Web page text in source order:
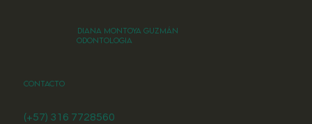
DIANA MONTOYA GUZMÁN
ODONTOLOGIA
Contacto
(+57) 316 7728560